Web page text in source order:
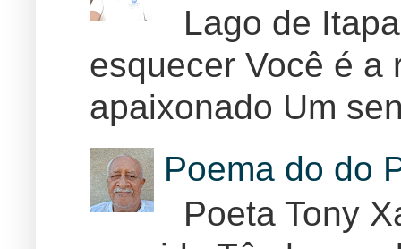
Lago de
esquecer Você é a
apaixonado Um
Poema do do
Poeta Tony